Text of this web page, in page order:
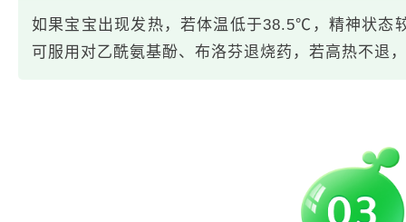
如果宝宝出现发热，若体温低于38.5℃，精神状态
可服用对乙酰氨基酚、布洛芬退烧药，若高热不退